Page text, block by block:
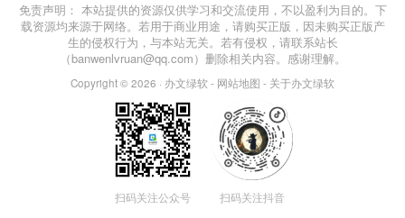
免责声明： 本站提供的资源仅供学习和交流使用，不以盈利为目的。下
载资源均来源于网络。若用于商业用途，请购买正版，因未购买正版产
生的侵权行为，与本站无关。若有侵权，请联系站长
（banwenlvruan@qq.com）删除相关内容。感谢理解。
Copyright © 2026 · 办文绿软 - 网站地图 - 关于办文绿软
扫码关注公众号 扫码关注抖音